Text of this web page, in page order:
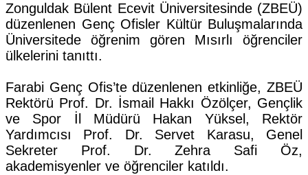
Zonguldak Bülent Ecevit Üniversitesinde (ZBEÜ)
düzenlenen Genç Ofisler Kültür Buluşmalarında
Üniversitede öğrenim gören Mısırlı öğrenciler
ülkelerini tanıttı.
Farabi Genç Ofis’te düzenlenen etkinliğe, ZBEÜ
Rektörü Prof. Dr. İsmail Hakkı Özölçer, Gençlik
ve Spor İl Müdürü Hakan Yüksel, Rektör
Yardımcısı Prof. Dr. Servet Karasu, Genel
Sekreter Prof. Dr. Zehra Safi Öz,
akademisyenler ve öğrenciler katıldı.